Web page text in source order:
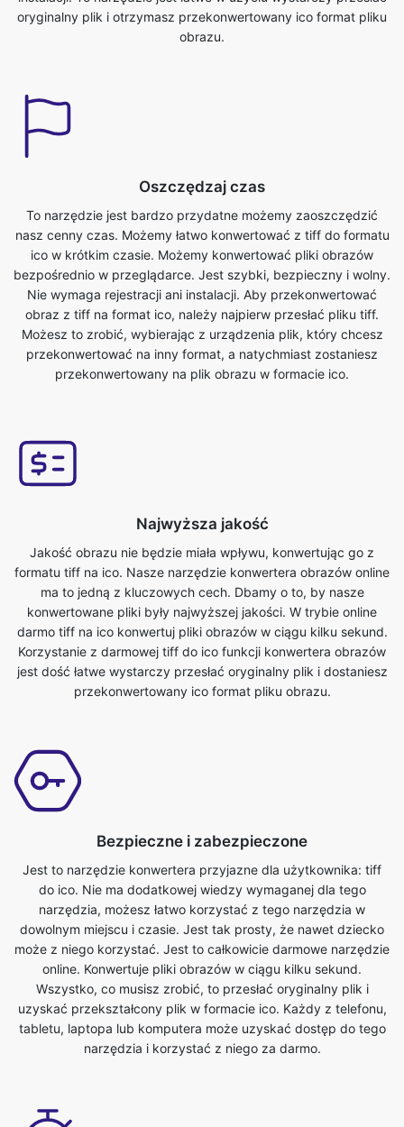
To narzędzie jest bardzo przydatne możemy zaoszczędzić
nasz cenny czas. Możemy łatwo konwertować z tiff do formatu
ico w krótkim czasie. Możemy konwertować pliki obrazów
bezpośrednio w przeglądarce. Jest szybki, bezpieczny i wolny.
Nie wymaga rejestracji ani instalacji. Aby przekonwertować
obraz z tiff na format ico, należy najpierw przesłać pliku tiff.
Możesz to zrobić, wybierając z urządzenia plik, który chcesz
przekonwertować na inny format, a natychmiast zostaniesz
przekonwertowany na plik obrazu w formacie ico.
Jakość obrazu nie będzie miała wpływu, konwertując go z
ma to jedną z kluczowych cech. Dbamy o to, by nasze
konwertowane pliki były najwyższej jakości. W trybie online
darmo tiff na ico konwertuj pliki obrazów w ciągu kilku sekund.
Korzystanie z darmowej tiff do ico funkcji konwertera obrazów
jest dość łatwe wystarczy przesłać oryginalny plik i dostaniesz
przekonwertowany ico format pliku obrazu.
Jest to narzędzie konwertera przyjazne dla użytkownika: tiff
do ico. Nie ma dodatkowej wiedzy wymaganej dla tego
narzędzia, możesz łatwo korzystać z tego narzędzia w
dowolnym miejscu i czasie. Jest tak prosty, że nawet dziecko
może z niego korzystać. Jest to całkowicie darmowe narzędzie
online. Konwertuje pliki obrazów w ciągu kilku sekund.
Wszystko, co musisz zrobić, to przesłać oryginalny plik i
uzyskać przekształcony plik w formacie ico. Każdy z telefonu,
tabletu, laptopa lub komputera może uzyskać dostęp do tego
narzędzia i korzystać z niego za darmo.